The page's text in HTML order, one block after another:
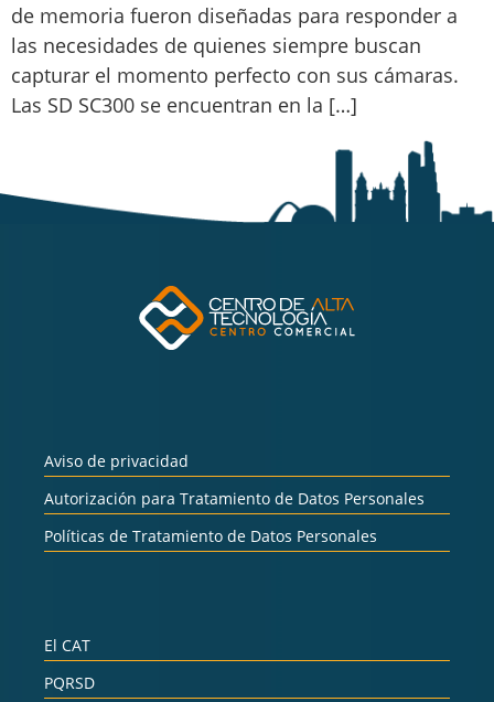
de memoria fueron diseñadas para responder a
las necesidades de quienes siempre buscan
capturar el momento perfecto con sus cámaras.
Las SD SC300 se encuentran en la […]
Aviso de privacidad
Autorización para Tratamiento de Datos Personales
Políticas de Tratamiento de Datos Personales
El CAT
PQRSD